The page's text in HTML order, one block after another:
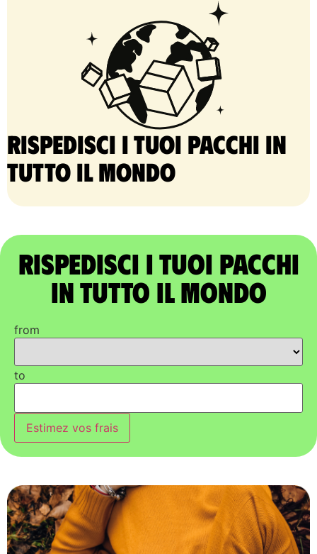
Rispedisci i tuoi pacchi in
tutto il mondo
Rispedisci i tuoi pacchi
in tutto il mondo
from
to
Estimez vos frais